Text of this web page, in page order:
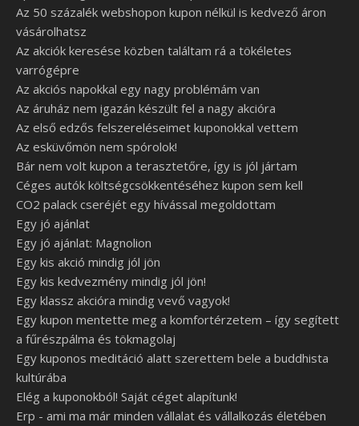
Az 50 százalék webshopon kupon nélkül is kedvező áron
vásárolhatsz
Az akciók keresése közben találtam rá a tökéletes
varrógépre
Az akciós napokkal egy nagy problémám van
Az áruház nem igazán készült fel a nagy akcióra
Az első edzős felszereléseimet kuponokkal vettem
Az esküvőmön nem spórolok!
Bár nem volt kupon a terasztetőre, így is jól jártam
Céges autók költségcsökkentéséhez kupon sem kell
CO2 palack cseréjét egy hívással megoldottam
Egy jó ajánlat
Egy jó ajánlat: Magnolion
Egy kis akció mindig jól jön
Egy kis kedvezmény mindig jól jön!
Egy klassz akcióra mindig vevő vagyok!
Egy kupon mentette meg a komfortérzetem – így segített
a fűrészpálma és tökmagolaj
Egy kuponos meditáció alatt szerettem bele a buddhista
kultúrába
Elég a kuponokból! Saját céget alapítunk!
Erp - ami ma már minden vállalat és vállalkozás életében